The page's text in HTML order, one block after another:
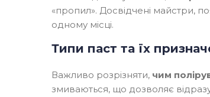
«пропил». Досвідчені майстри,
одному місці.
Типи паст та їх
Важливо розрізняти, чим
змиваються, що дозволяє